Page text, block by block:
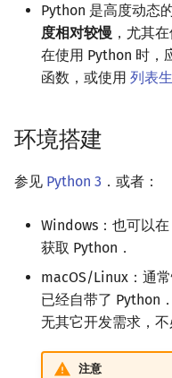
split() 函数
文件读写
循环结构
选择结构
异常处理
内置容器
编写函数
默认参数
拟阵
Berlekamp–Massey 算法
PQ 树
手指树
图的着色
网络流
LGV 引理
最大团搜索算法
Python 是高度动态
度相对较慢 ，尤其
在使用 Python 时，
函数，或使用 列表
环境搭建
参见 Python 3 ．或者：
Windows：也可以
获取 Python．
macOS/Linux：通
已经自带了 Python
无其它开发需求，不
注意